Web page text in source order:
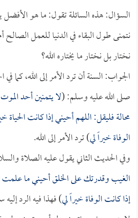
السؤال: هذه السائلة تقول: ما هو الأفضل
نتمنى طول البقاء في الدنيا للعمل الصالح
نختار بل نختار ما يختاره الله؟
الجواب: السنة أن ترد الأمر إلى الله،
صلى الله عليه وسلم: (لا يتمنين أحد
محالة فليقل: اللهم أحيني إذا كانت الحياة
الوفاة خيراً لي) ترد الأمر إلى الله.
وفي الحديث الثاني يقول عليه الصلاة
الغيب وقدرتك على الخلق أحيني ما علمت
إذا كانت الوفاة خيراً لي) فهذا فيه الرد